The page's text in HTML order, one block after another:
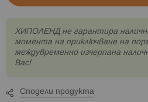
XИПОЛЕНД не гарантира
момента на приключване на
междувременно изчерпана
Вас!
Сподели продукта